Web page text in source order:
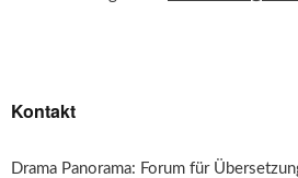
Kontakt
Drama Panorama: Forum für